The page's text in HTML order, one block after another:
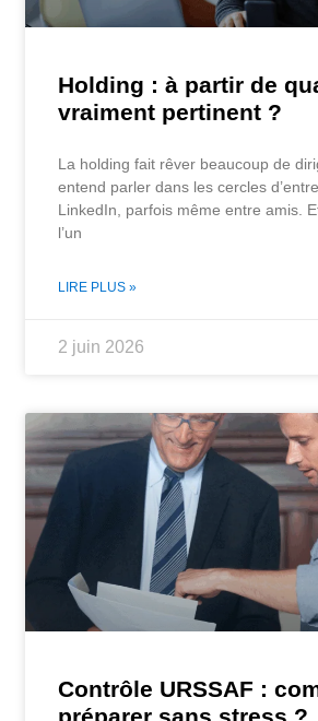
Holding : à partir de
vraiment pertinent ?
La holding fait rêver beaucoup de
entend parler dans les cercles
LinkedIn, parfois même entre amis.
l’un
LIRE PLUS »
2 juin 2026
Contrôle URSSAF :